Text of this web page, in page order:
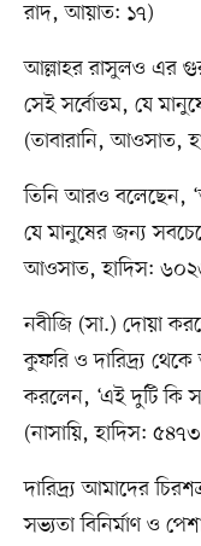
রাদ, আয়াত: ১৭)
আল্লাহর রাসুলও এর
সেই সর্বোত্তম, যে
(তাবারানি, আওসাত,
তিনি আরও বলেছেন,
যে মানুষের জন্য
আওসাত, হাদিস:
নবীজি (সা.) দোয়া
কুফরি ও দারিদ্র্য
করলেন, ‘এই দুটি কি
(নাসায়ি, হাদিস:
দারিদ্র্য আমাদের
সভ্যতা বিনির্মাণ ও